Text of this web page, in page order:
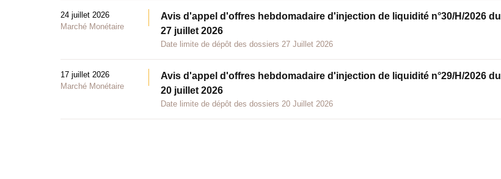
24 juillet 2026
Marché Monétaire
Avis d'appel d'offres hebdomadaire d'injection de liquidité n°30/H/2026 du
27 juillet 2026
Date limite de dépôt des dossiers 27 Juillet 2026
17 juillet 2026
Marché Monétaire
Avis d'appel d'offres hebdomadaire d'injection de liquidité n°29/H/2026 du
20 juillet 2026
Date limite de dépôt des dossiers 20 Juillet 2026